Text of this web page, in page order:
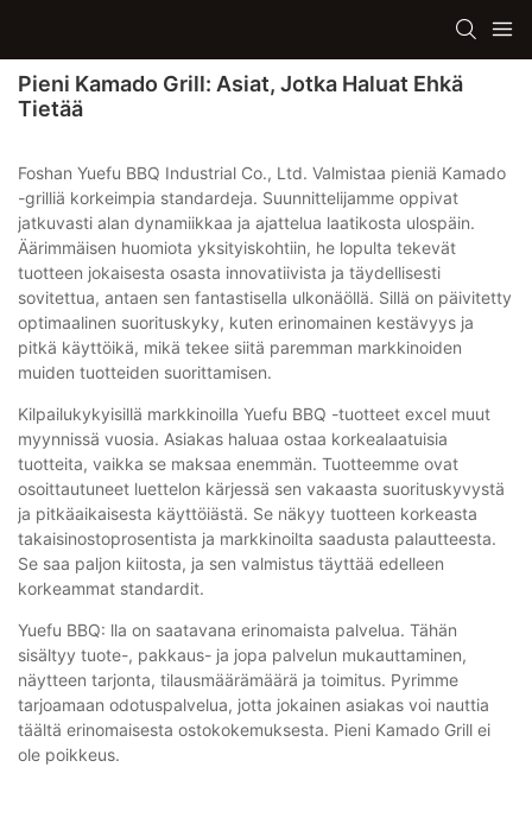
Pieni Kamado Grill: Asiat, Jotka Haluat Ehkä
Tietää
Foshan Yuefu BBQ Industrial Co., Ltd. Valmistaa pieniä Kamado
-grilliä korkeimpia standardeja. Suunnittelijamme oppivat
jatkuvasti alan dynamiikkaa ja ajattelua laatikosta ulospäin.
Äärimmäisen huomiota yksityiskohtiin, he lopulta tekevät
tuotteen jokaisesta osasta innovatiivista ja täydellisesti
sovitettua, antaen sen fantastisella ulkonäöllä. Sillä on päivitetty
optimaalinen suorituskyky, kuten erinomainen kestävyys ja
pitkä käyttöikä, mikä tekee siitä paremman markkinoiden
muiden tuotteiden suorittamisen.
Kilpailukykyisillä markkinoilla Yuefu BBQ -tuotteet excel muut
myynnissä vuosia. Asiakas haluaa ostaa korkealaatuisia
tuotteita, vaikka se maksaa enemmän. Tuotteemme ovat
osoittautuneet luettelon kärjessä sen vakaasta suorituskyvystä
ja pitkäaikaisesta käyttöiästä. Se näkyy tuotteen korkeasta
takaisinostoprosentista ja markkinoilta saadusta palautteesta.
Se saa paljon kiitosta, ja sen valmistus täyttää edelleen
korkeammat standardit.
Yuefu BBQ: lla on saatavana erinomaista palvelua. Tähän
sisältyy tuote-, pakkaus- ja jopa palvelun mukauttaminen,
näytteen tarjonta, tilausmäärämäärä ja toimitus. Pyrimme
tarjoamaan odotuspalvelua, jotta jokainen asiakas voi nauttia
täältä erinomaisesta ostokokemuksesta. Pieni Kamado Grill ei
ole poikkeus.